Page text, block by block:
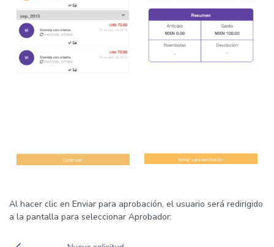
Al hacer clic en Enviar para aprobación, el usuario será redirigido
a la pantalla para seleccionar Aprobador: